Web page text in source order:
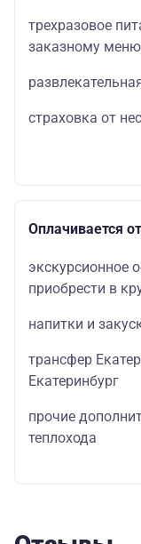
трехразовое
заказному меню
страховка от
Оплачивается
экскурсионное
приобрести в
напитки и
трансфер
Екатеринбург
прочие
теплохода